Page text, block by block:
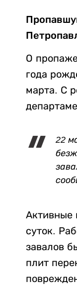
О
года
марта. С
22
Активные
суток.
завалов
плит